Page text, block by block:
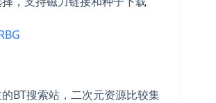
BT搜索站，二次元资源比较集